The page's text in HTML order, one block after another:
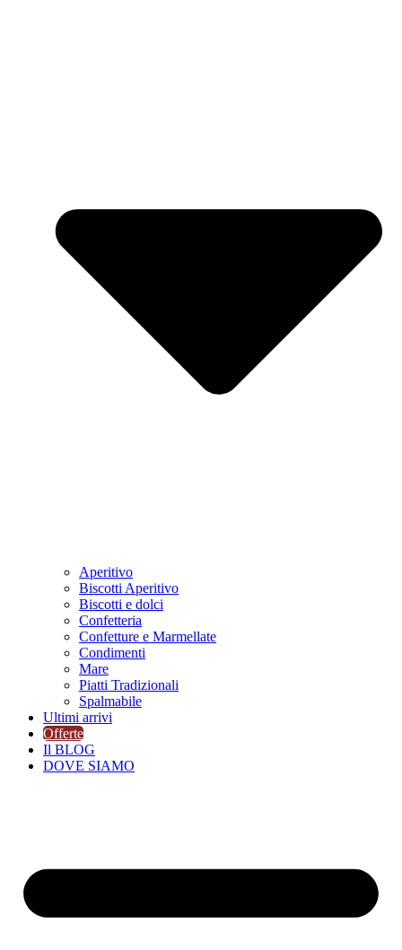
Aperitivo
Biscotti Aperitivo
Biscotti e dolci
Confetteria
Confetture e Marmellate
Condimenti
Mare
Piatti Tradizionali
Spalmabile
Ultimi arrivi
Offerte
Il BLOG
DOVE SIAMO